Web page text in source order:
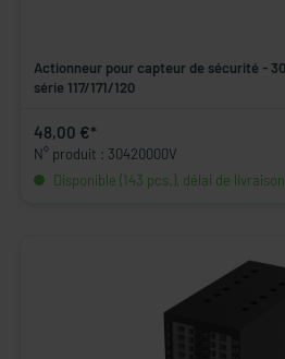
Actionneur pour capteur de sécurité -
série 117/171/120
48,00 €*
N° produit : 30420000V
Disponible (143 pcs.), délai de